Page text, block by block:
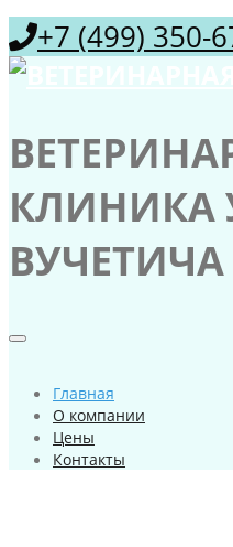
+7 (499) 350-
КЛИНИКА
ВУЧЕТИЧА
Главная
О компании
Цены
Контакты